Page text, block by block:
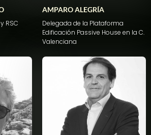
y RSC
AMPARO ALEGRÍA
Delegada de la Plataforma
Edificación Passive House en la C.
Valenciana